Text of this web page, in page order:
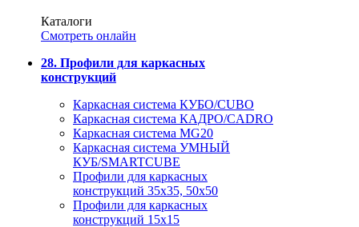
Каталоги
Смотреть онлайн
28. Профили для каркасных
конструкций
Каркасная система КУБО/CUBO
Каркасная система КАДРО/CADRO
Каркасная система MG20
Каркасная система УМНЫЙ
КУБ/SMARTCUBE
Профили для каркасных
конструкций 35x35, 50x50
Профили для каркасных
конструкций 15х15